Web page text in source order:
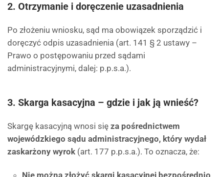
2. Otrzymanie i doręczenie uzasadnienia
Po złożeniu wniosku, sąd ma obowiązek sporządzić i
doręczyć odpis uzasadnienia (art. 141 § 2 ustawy –
Prawo o postępowaniu przed sądami
administracyjnymi, dalej: p.p.s.a.).
3. Skarga kasacyjna – gdzie i jak ją wnieść?
Skargę kasacyjną wnosi się za pośrednictwem
wojewódzkiego sądu administracyjnego, który wydał
zaskarżony wyrok (art. 177 p.p.s.a.). To oznacza, że:
Nie można złożyć skargi kasacyjnej bezpośrednio